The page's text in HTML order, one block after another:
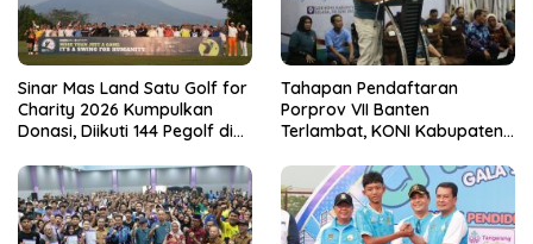
Sinar Mas Land Satu Golf for
Charity 2026 Kumpulkan
Donasi, Diikuti 144 Pegolf di
Tahapan Pendaftaran
Porprov VII Banten
Terlambat, KONI Kabupaten
Kesiapan Panitia